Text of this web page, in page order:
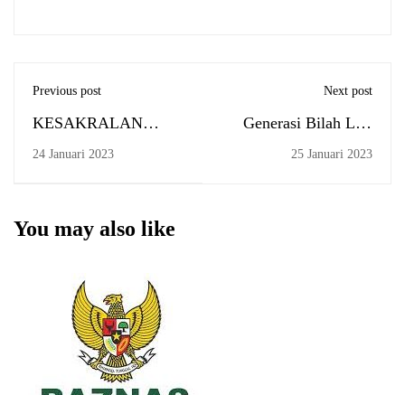
Previous post
KESAKRALAN
KALIMAT
24 Januari 2023
Next post
Generasi Bilah Lidi
yang Hilang (1)
25 Januari 2023
You may also like